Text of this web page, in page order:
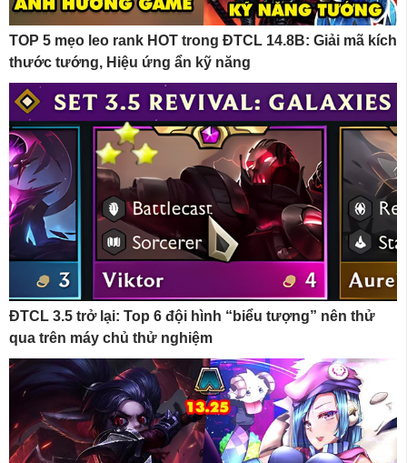
TOP 5 mẹo leo rank HOT trong ĐTCL 14.8B: Giải mã kích
thước tướng, Hiệu ứng ẩn kỹ năng
ĐTCL 3.5 trở lại: Top 6 đội hình “biểu tượng” nên thử
qua trên máy chủ thử nghiệm